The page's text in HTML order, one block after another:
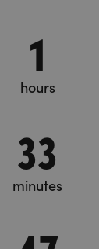
1
hours
33
minutes